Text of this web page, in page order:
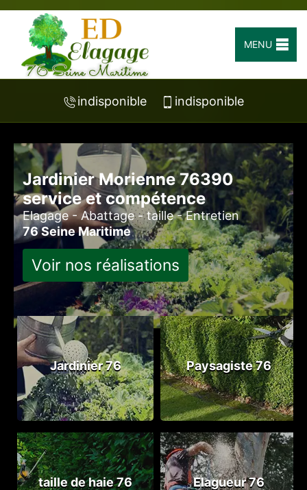
MENU
indisponible indisponible
Jardinier Morienne 76390
service et compétence
Elagage - Abattage - taille - Entretien
76 Seine Maritime
Voir nos réalisations
Jardinier 76 Paysagiste 76
taille de haie 76 Elagueur 76